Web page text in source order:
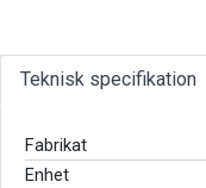
Teknisk specifikation
Fabrikat
Enhet